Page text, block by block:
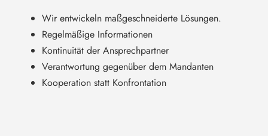
Wir entwickeln maßgeschneiderte Lösungen.
Regelmäßige Informationen
Kontinuität der Ansprechpartner
Verantwortung gegenüber dem Mandanten
Kooperation statt Konfrontation